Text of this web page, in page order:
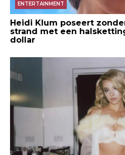
ENTERTAINMENT
Heidi Klum poseert
strand met een
dollar